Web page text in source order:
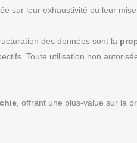
sur leur exhaustivité ou leur
des données sont la
Toute utilisation non
, offrant une plus-value sur la